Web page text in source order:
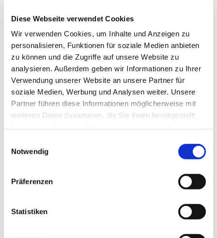
Diese Webseite verwendet Cookies
Wir verwenden Cookies, um Inhalte und Anzeigen zu
personalisieren, Funktionen für soziale Medien anbieten
zu können und die Zugriffe auf unsere Website zu
analysieren. Außerdem geben wir Informationen zu Ihrer
Verwendung unserer Website an unsere Partner für
soziale Medien, Werbung und Analysen weiter. Unsere
Partner führen diese Informationen möglicherweise mit
weiteren Daten zusammen, die Sie ihnen bereitgestellt
Notwendig
Präferenzen
Statistiken
Dies könnte Sie auch
interessieren